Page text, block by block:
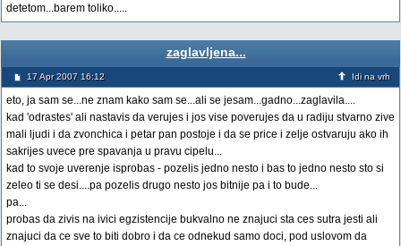
detetom...barem toliko.....
zaglavljena...
17 Apr 2007 16:12 Idi na vrh
eto, ja sam se...ne znam kako sam se...ali se jesam...gadno...zaglavila....
kad 'odrastes' ali nastavis da verujes i jos vise poverujes da u radiju stvarno zive
mali ljudi i da zvonchica i petar pan postoje i da se price i zelje ostvaruju ako ih
sakrijes uvece pre spavanja u pravu cipelu...
kad to svoje uverenje isprobas - pozelis jedno nesto i bas to jedno nesto sto si
zeleo ti se desi....pa pozelis drugo nesto jos bitnije pa i to bude...
pa...
probas da zivis na ivici egzistencije bukvalno ne znajuci sta ces sutra jesti ali
znajuci da ce sve to biti dobro i da ce odnekud samo doci, pod uslovom da